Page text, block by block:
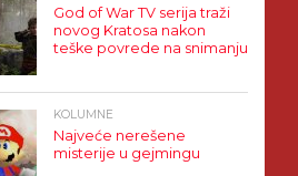
God of War TV serija traži
novog Kratosa nakon
teške povrede na snimanju
KOLUMNE
Najveće nerešene
misterije u gejmingu